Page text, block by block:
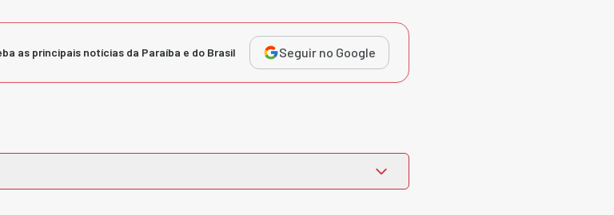
as principais notícias da Paraíba e do Brasil Seguir no Google